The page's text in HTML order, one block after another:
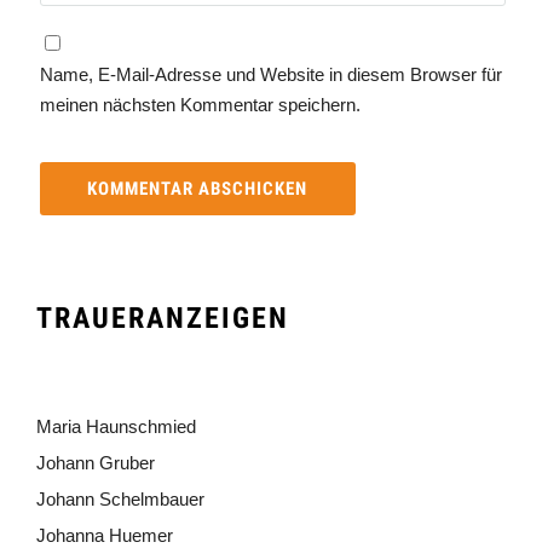
Name, E-Mail-Adresse und Website in diesem Browser für
meinen nächsten Kommentar speichern.
TRAUERANZEIGEN
Maria Haunschmied
Johann Gruber
Johann Schelmbauer
Johanna Huemer